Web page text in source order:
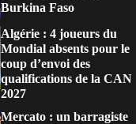
Burkina Faso
Algérie : 4 joueurs du
Mondial absents pour le
coup d’envoi des
qualifications de la CAN
2027
Mercato : un barragiste